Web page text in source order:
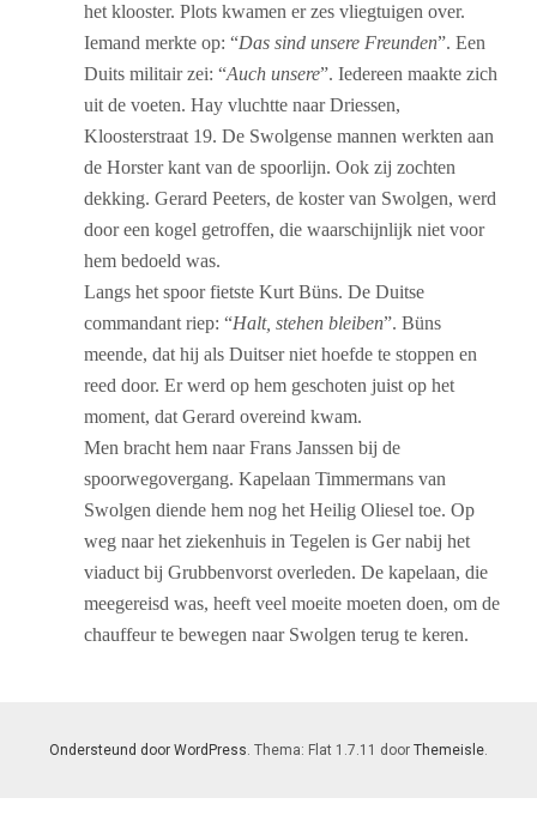
het klooster. Plots kwamen er zes vliegtuigen over.
Iemand merkte op: “Das sind unsere Freunden”. Een
Duits militair zei: “Auch unsere”. Iedereen maakte zich
uit de voeten. Hay vluchtte naar Driessen,
Kloosterstraat 19. De Swolgense mannen werkten aan
de Horster kant van de spoorlijn. Ook zij zochten
dekking. Gerard Peeters, de koster van Swolgen, werd
door een kogel getroffen, die waarschijnlijk niet voor
hem bedoeld was.
Langs het spoor fietste Kurt Büns. De Duitse
commandant riep: “Halt, stehen bleiben”. Büns
meende, dat hij als Duitser niet hoefde te stoppen en
reed door. Er werd op hem geschoten juist op het
moment, dat Gerard overeind kwam.
Men bracht hem naar Frans Janssen bij de
spoorwegovergang. Kapelaan Timmermans van
Swolgen diende hem nog het Heilig Oliesel toe. Op
weg naar het ziekenhuis in Tegelen is Ger nabij het
viaduct bij Grubbenvorst overleden. De kapelaan, die
meegereisd was, heeft veel moeite moeten doen, om de
chauffeur te bewegen naar Swolgen terug te keren.
Ondersteund door WordPress. Thema: Flat 1.7.11 door Themeisle.